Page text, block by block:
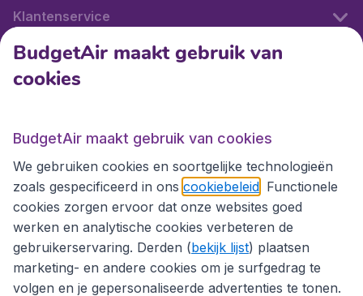
Klantenservice
Internationale sites
Internationale sites
BudgetAir maakt gebruik van
cookies
BudgetAir maakt gebruik van cookies
We gebruiken cookies en soortgelijke technologieën
zoals gespecificeerd in ons cookiebeleid . Functionele
cookies zorgen ervoor dat onze websites goed
werken en analytische cookies verbeteren de
gebruikerservaring. Derden (bekijk lijst) plaatsen
marketing- en andere cookies om je surfgedrag te
volgen en je gepersonaliseerde advertenties te tonen.